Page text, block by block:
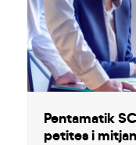
Pentamatik
petites i